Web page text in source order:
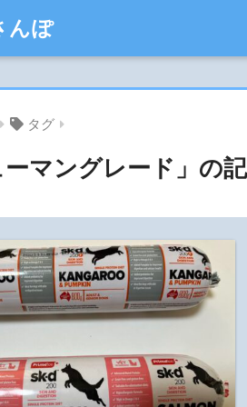
んぽ
タグ
ーマングレード」の